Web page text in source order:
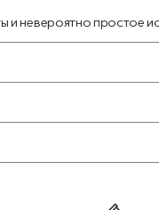
и невероятно простое